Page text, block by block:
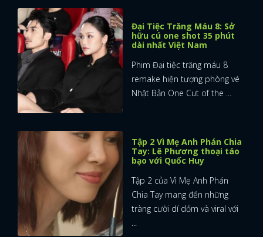
Đại Tiệc Trăng Máu 8: Sở
hữu cú one shot 35 phút
dài nhất Việt Nam
Phim Đại tiệc trăng máu 8
remake hiện tượng phòng vé
Nhật Bản One Cut of the ...
Tập 2 Vì Mẹ Anh Phán Chia
Tay: Lê Phương thoại táo
bạo với Quốc Huy
Tập 2 của Vì Mẹ Anh Phán
Chia Tay mang đến những
tràng cười dí dỏm và viral với
...